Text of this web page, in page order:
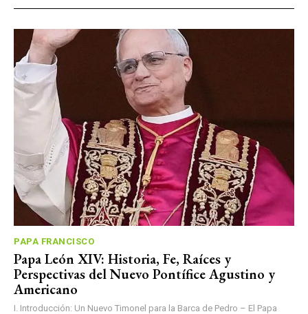
PAPA FRANCISCO
Papa León XIV: Historia, Fe, Raíces y
Perspectivas del Nuevo Pontífice Agustino y
Americano
I. Introducción: Un Nuevo Timonel para la Barca de Pedro – El Papa